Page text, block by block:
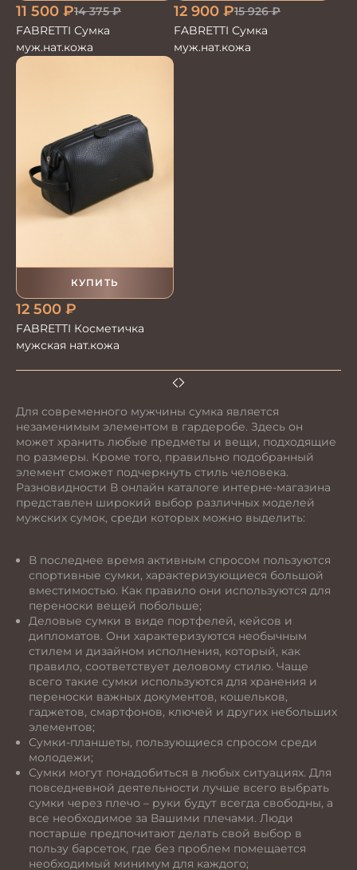
11 500 ₽14 375₽
FABRETTI Сумка
муж.нат.кожа
12 900 ₽15 926₽
FABRETTI Сумка
муж.нат.кожа
КУПИТЬ
12 500 ₽
FABRETTI Косметичка
мужская нат.кожа
Для современного мужчины сумка является
незаменимым элементом в гардеробе. Здесь он
может хранить любые предметы и вещи, подходящие
по размеры. Кроме того, правильно подобранный
элемент сможет подчеркнуть стиль человека.
Разновидности В онлайн каталоге интерне-магазина
представлен широкий выбор различных моделей
мужских сумок, среди которых можно выделить:
В последнее время активным спросом пользуются
спортивные сумки, характеризующиеся большой
вместимостью. Как правило они используются для
переноски вещей побольше;
Деловые сумки в виде портфелей, кейсов и
дипломатов. Они характеризуются необычным
стилем и дизайном исполнения, который, как
правило, соответствует деловому стилю. Чаще
всего такие сумки используются для хранения и
переноски важных документов, кошельков,
гаджетов, смартфонов, ключей и других небольших
элементов;
Сумки-планшеты, пользующиеся спросом среди
молодежи;
Сумки могут понадобиться в любых ситуациях. Для
повседневной деятельности лучше всего выбрать
сумки через плечо – руки будут всегда свободны, а
все необходимое за Вашими плечами. Люди
постарше предпочитают делать свой выбор в
пользу барсеток, где без проблем помещается
необходимый минимум для каждого;